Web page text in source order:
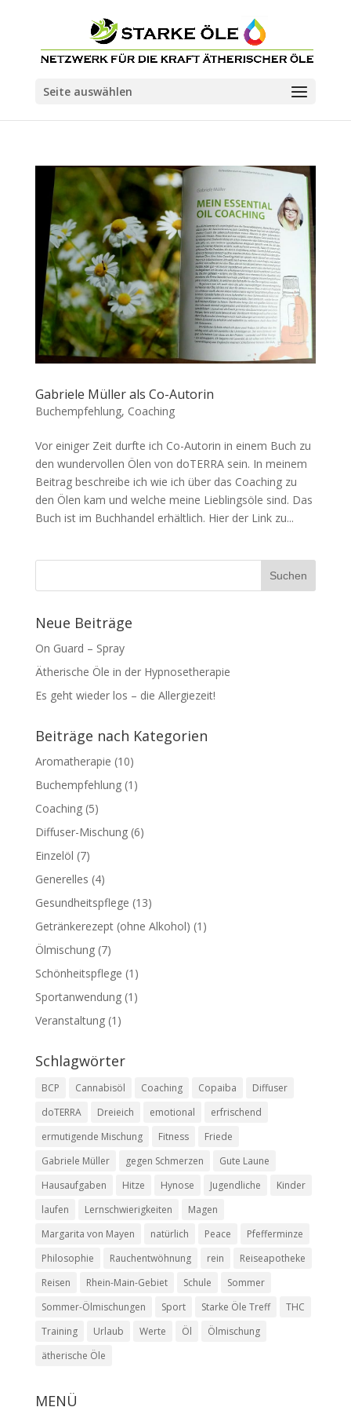
Seite auswählen
Gabriele Müller als Co-Autorin
Buchempfehlung, Coaching
Vor einiger Zeit durfte ich Co-Autorin in einem Buch zu
den wundervollen Ölen von doTERRA sein. In meinem
Beitrag beschreibe ich wie ich über das Coaching zu
den Ölen kam und welche meine Lieblingsöle sind. Das
Buch ist im Buchhandel erhältlich. Hier der Link zu...
Neue Beiträge
On Guard – Spray
Ätherische Öle in der Hypnosetherapie
Es geht wieder los – die Allergiezeit!
Beiträge nach Kategorien
Aromatherapie (10)
Buchempfehlung(1)
Coaching(5)
Diffuser-Mischung(6)
Einzelöl (7)
Generelles (4)
Gesundheitspflege (13)
Getränkerezept (ohne Alkohol) (1)
Ölmischung(7)
Schönheitspflege (1)
Sportanwendung(1)
Veranstaltung(1)
Schlagwörter
BCP Cannabisöl Coaching Copaiba
Diffuser
doTERRA
Dreieich emotional
erfrischend
ermutigende Mischung
Fitness
Friede
Gabriele Müller
gegen Schmerzen
Gute Laune
Hausaufgaben
Hitze Hynose Jugendliche
Kinder
laufen
Lernschwierigkeiten
Magen
Margarita von Mayen
natürlich Peace
Pfefferminze
Philosophie
Rauchentwöhnung rein
Reiseapotheke
Reisen
Rhein-Main-Gebiet Schule
Sommer
Sommer-Ölmischungen
Sport Starke Öle Treff
THC
Training
Urlaub Werte Öl
Ölmischung
ätherische Öle
MENÜ